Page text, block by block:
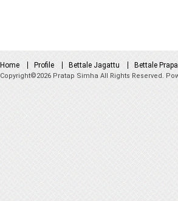
Home Profile Bettale Jagattu Bettale
Copyright©2026 Pratap Simha All Rights Reserved.